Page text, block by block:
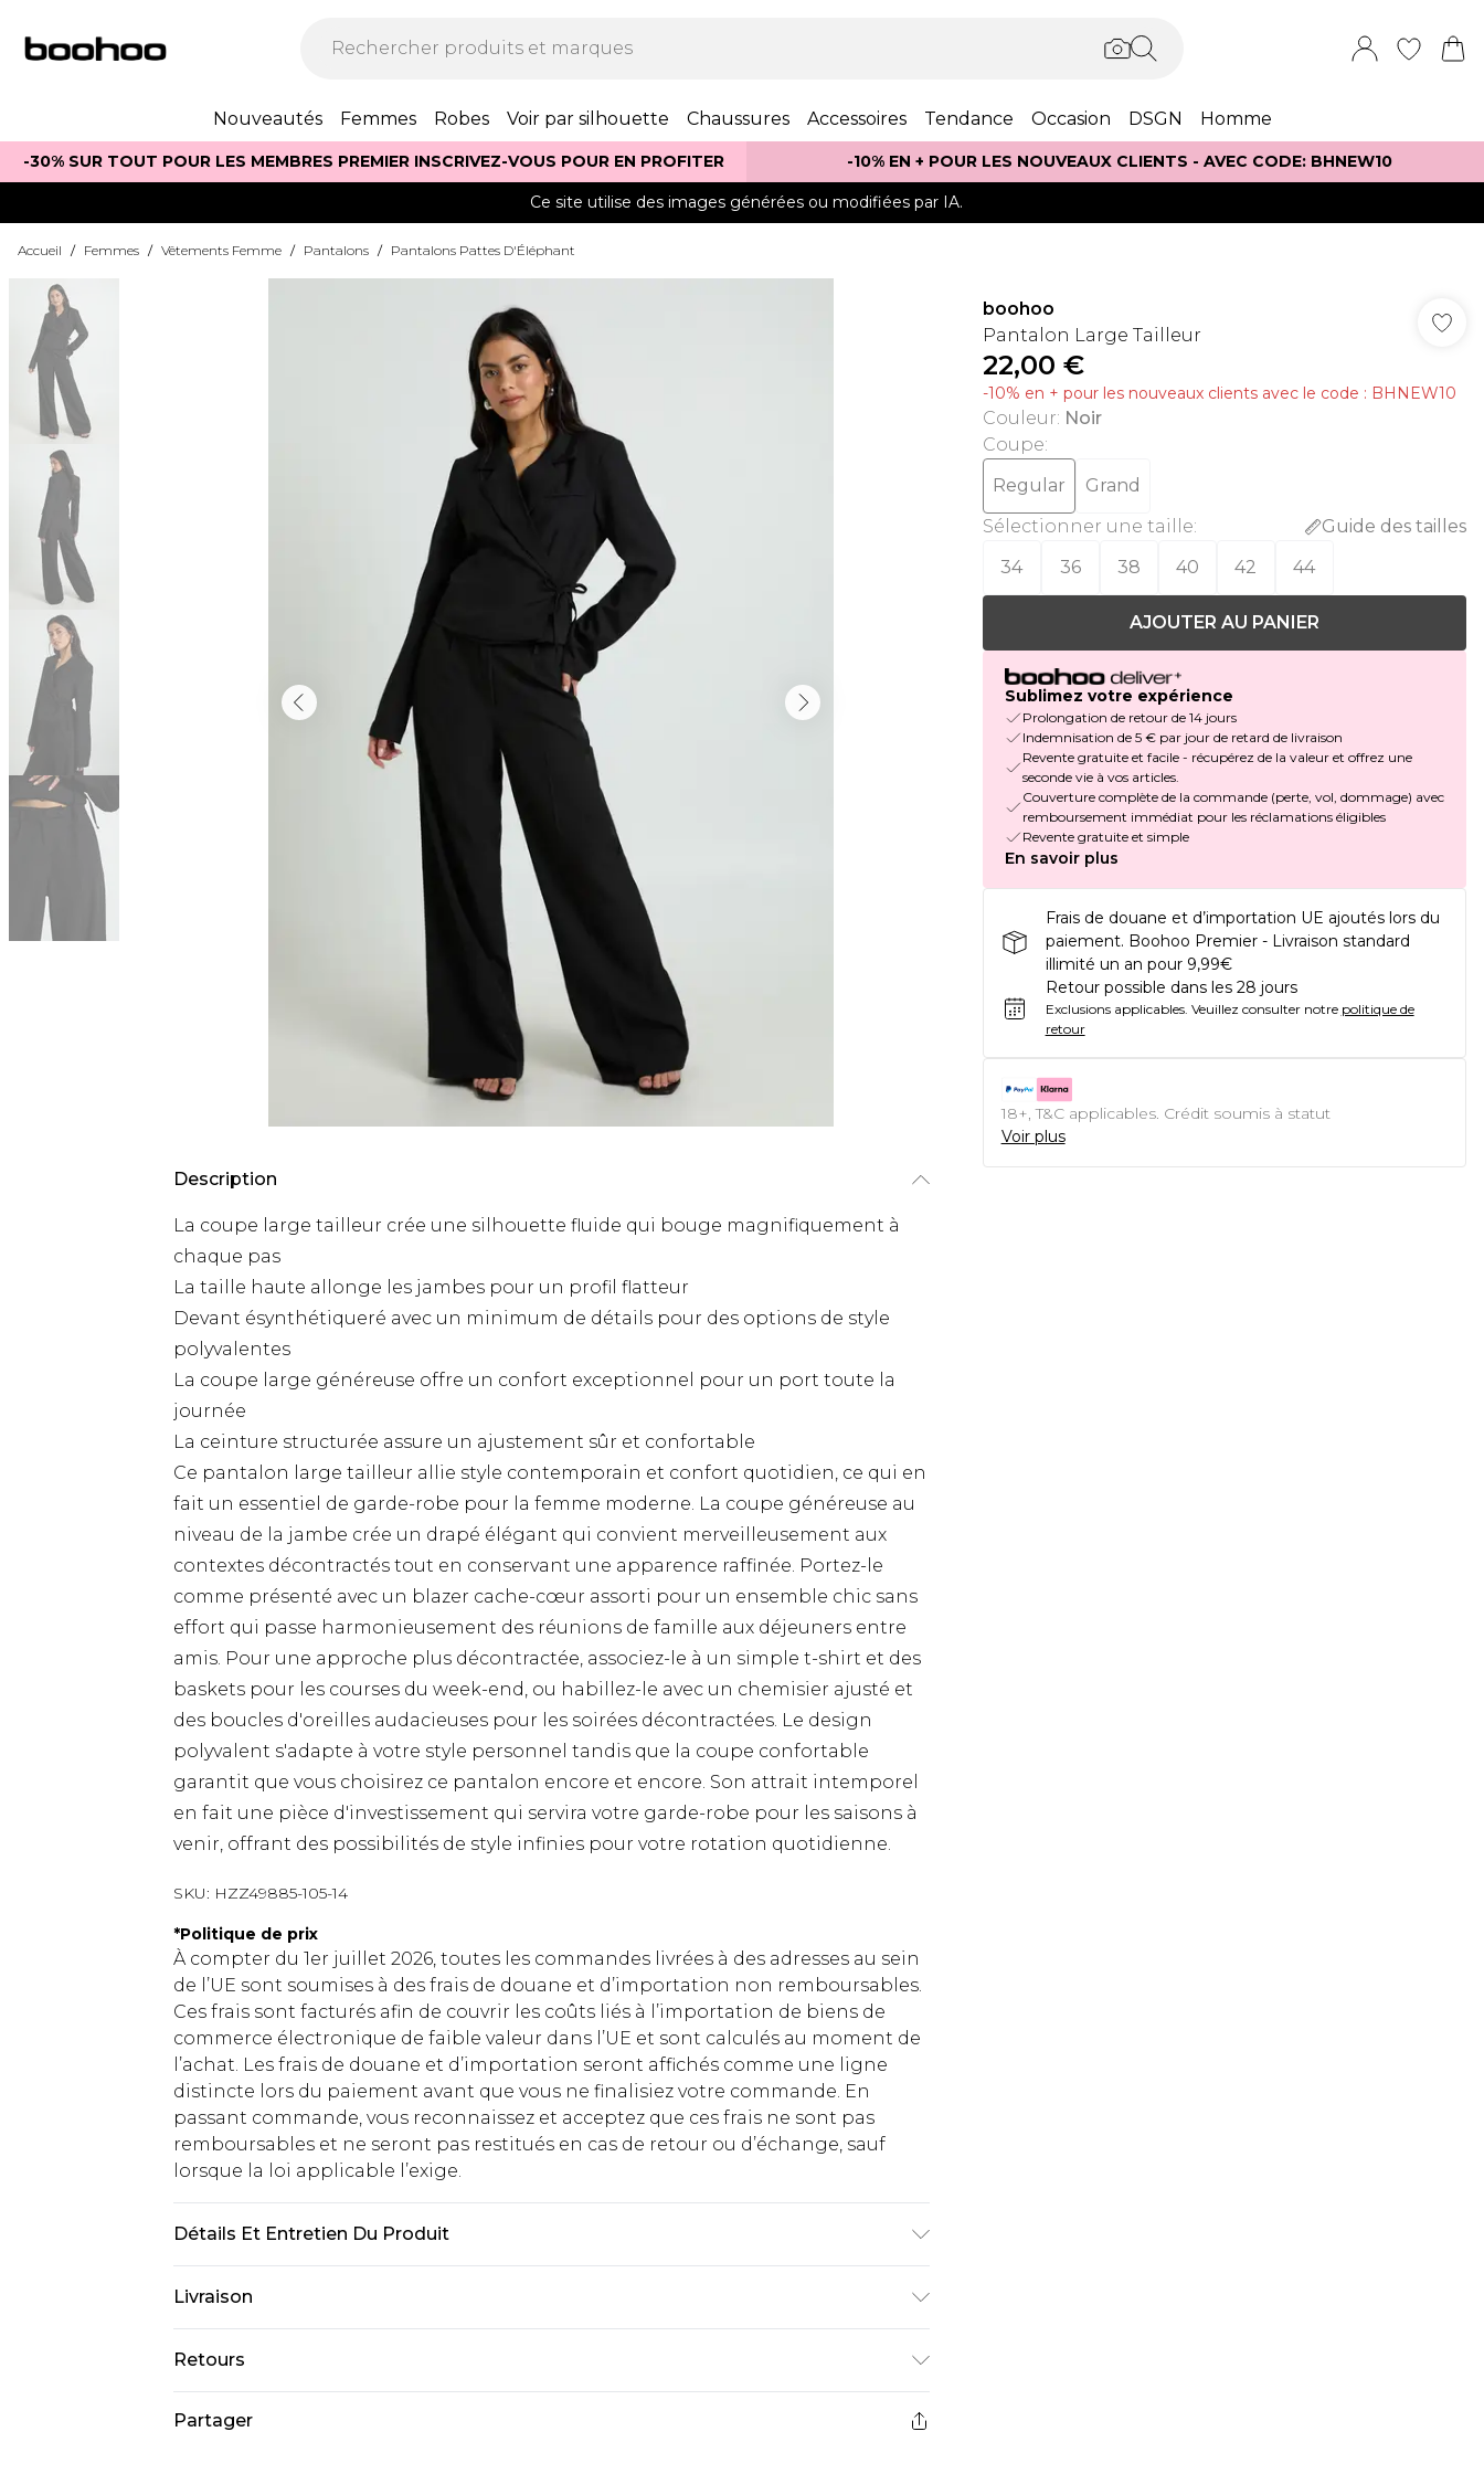
Nouveautés Femmes Robes Voir par silhouette Chaussures Accessoires Tendance Occasion DSGN Homme
-30% SUR TOUT POUR LES MEMBRES PREMIER INSCRIVEZ-VOUS POUR EN PROFITER -10% EN + POUR LES NOUVEAUX CLIENTS - AVEC CODE: BHNEW10
Ce site utilise des images générées ou modifiées par IA.
Accueil / Femmes / Vêtements Femme / Pantalons / Pantalons Pattes D'Éléphant
Description
La coupe large tailleur crée une silhouette fluide qui bouge magnifiquement à
chaque pas
La taille haute allonge les jambes pour un profil flatteur
Devant ésynthétiqueré avec un minimum de détails pour des options de style
polyvalentes
La coupe large généreuse offre un confort exceptionnel pour un port toute la
journée
La ceinture structurée assure un ajustement sûr et confortable
Ce pantalon large tailleur allie style contemporain et confort quotidien, ce qui en
fait un essentiel de garde-robe pour la femme moderne. La coupe généreuse au
niveau de la jambe crée un drapé élégant qui convient merveilleusement aux
contextes décontractés tout en conservant une apparence raffinée. Portez-le
comme présenté avec un blazer cache-cœur assorti pour un ensemble chic sans
effort qui passe harmonieusement des réunions de famille aux déjeuners entre
amis. Pour une approche plus décontractée, associez-le à un simple t-shirt et des
baskets pour les courses du week-end, ou habillez-le avec un chemisier ajusté et
des boucles d'oreilles audacieuses pour les soirées décontractées. Le design
polyvalent s'adapte à votre style personnel tandis que la coupe confortable
garantit que vous choisirez ce pantalon encore et encore. Son attrait intemporel
en fait une pièce d'investissement qui servira votre garde-robe pour les saisons à
venir, offrant des possibilités de style infinies pour votre rotation quotidienne.
SKU: HZZ49885-105-14
*Politique de prix
À compter du 1er juillet 2026, toutes les commandes livrées à des adresses au sein
de l’UE sont soumises à des frais de douane et d’importation non remboursables.
Ces frais sont facturés afin de couvrir les coûts liés à l’importation de biens de
commerce électronique de faible valeur dans l’UE et sont calculés au moment de
l’achat. Les frais de douane et d’importation seront affichés comme une ligne
distincte lors du paiement avant que vous ne finalisiez votre commande. En
passant commande, vous reconnaissez et acceptez que ces frais ne sont pas
remboursables et ne seront pas restitués en cas de retour ou d’échange, sauf
lorsque la loi applicable l’exige.
Détails Et Entretien Du Produit
Livraison
Livraison standard France
€2.99
Livraison express France
€9.99
Retours
nous retourner un article.
Partager
boohoo
Pantalon Large Tailleur
22,00 €
-10% en + pour les nouveaux clients avec le code : BHNEW10
Couleur: Noir
Coupe:
Regular
Grand
Sélectionner une taille:
Guide des tailles
34
36 38 40 42 44
AJOUTER AU PANIER
Sublimez votre expérience
Prolongation de retour de 14 jours
Indemnisation de 5 € par jour de retard de livraison
Revente gratuite et facile - récupérez de la valeur et offrez une
seconde vie à vos articles.
Couverture complète de la commande (perte, vol, dommage) avec
remboursement immédiat pour les réclamations éligibles
Revente gratuite et simple
En savoir plus
Frais de douane et d’importation UE ajoutés lors du
paiement. Boohoo Premier - Livraison standard
illimité un an pour 9,99€
Retour possible dans les 28 jours
Exclusions applicables. Veuillez consulter notre politique de
retour
18+, T&C applicables. Crédit soumis à statut
Voir plus